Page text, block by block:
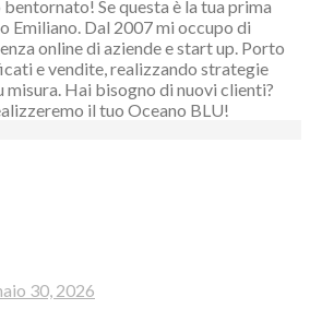
Se questa è la tua prima
Emiliano. Dal 2007 mi occupo di
online di aziende e start up. Porto
e vendite, realizzando strategie
misura. Hai bisogno di nuovi clienti?
il tuo Oceano BLU!
30, 2026